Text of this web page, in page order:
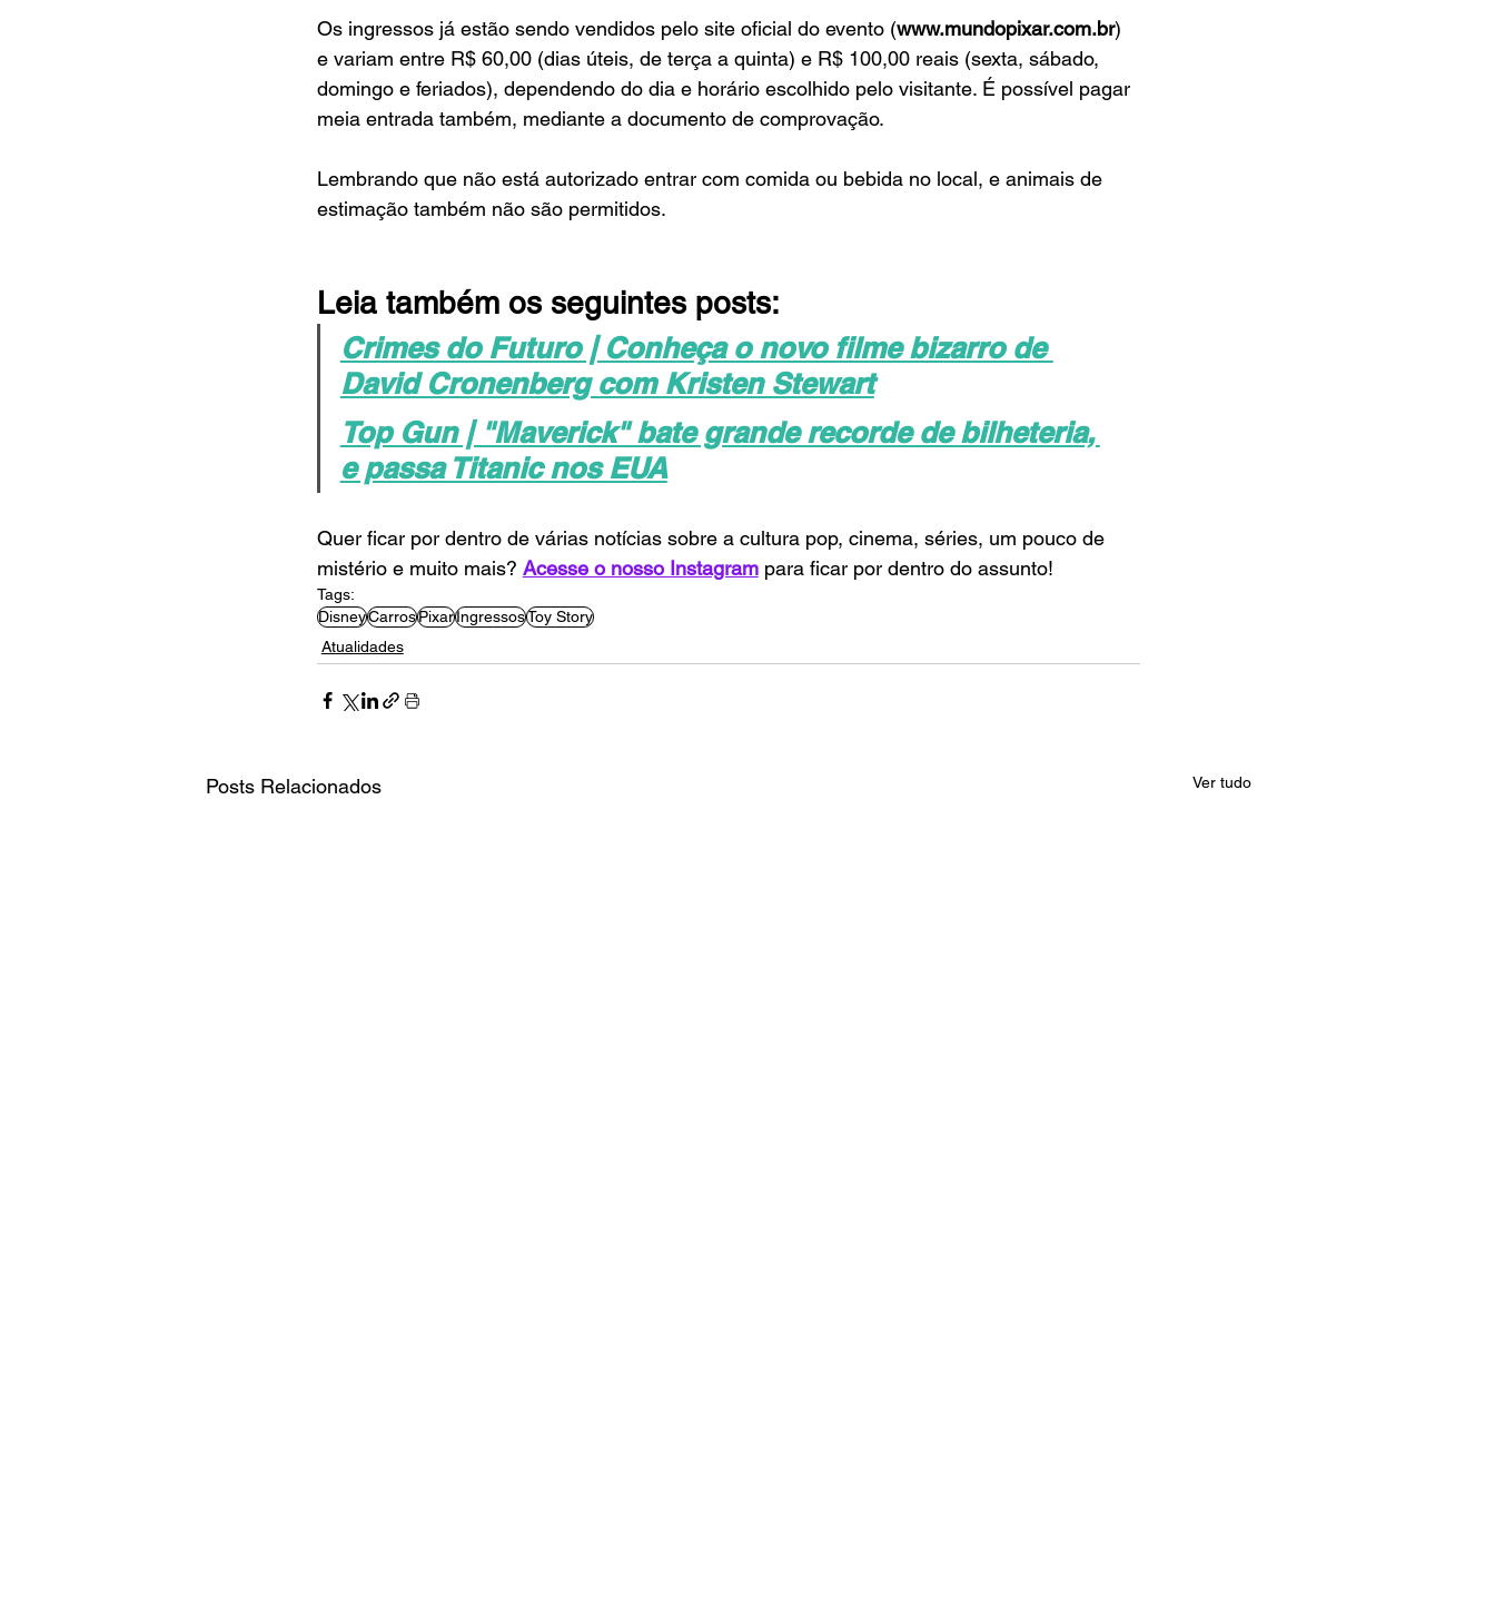
Os ingressos já estão sendo vendidos pelo site oficial do evento (www.mundopixar.com.br)
e variam entre R$ 60,00 (dias úteis, de terça a quinta) e R$ 100,00 reais (sexta, sábado,
domingo e feriados), dependendo do dia e horário escolhido pelo visitante. É possível pagar
meia entrada também, mediante a documento de comprovação.
Lembrando que não está autorizado entrar com comida ou bebida no local, e animais de
estimação também não são permitidos.
Leia também os seguintes posts:
Crimes do Futuro | Conheça o novo filme bizarro de
David Cronenberg com Kristen Stewart
Top Gun | "Maverick" bate grande recorde de bilheteria,
e passa Titanic nos EUA
Quer ficar por dentro de várias notícias sobre a cultura pop, cinema, séries, um pouco de
mistério e muito mais? Acesse o nosso Instagram para ficar por dentro do assunto!
Tags:
DisneyCarrosPixarIngressosToy Story
Atualidades
Posts Relacionados Ver tudo